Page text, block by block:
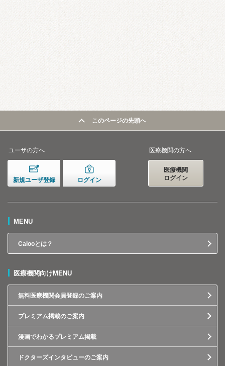
このページの先頭へ
ユーザの方へ
新規ユーザ登録 ログイン
医療機関の方へ
医療機関
ログイン
MENU
Calooとは？
医療機関向けMENU
無料医療機関会員登録のご案内
プレミアム掲載のご案内
漫画でわかるプレミアム掲載
ドクターズインタビューのご案内